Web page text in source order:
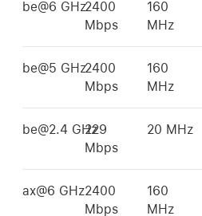
be@6 GHz2400
Mbps
160
MHz
be@5 GHz2400
Mbps
160
MHz
be@2.4 GHz
229
Mbps
20 MHz
ax@6 GHz2400
Mbps
160
MHz